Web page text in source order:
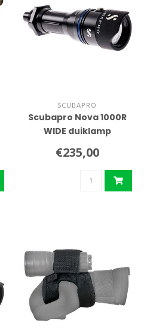
SCUBAPRO
Scubapro Nova 1000R
WIDE duiklamp
€235,00